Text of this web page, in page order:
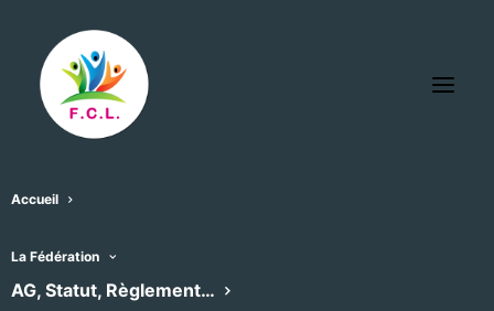
Accueil
La Fédération
AG, Statut, Règlement…